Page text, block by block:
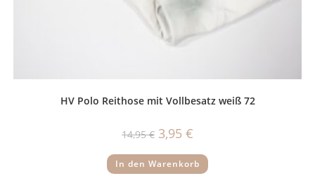
HV Polo Reithose mit Vollbesatz weiß 72
14,95€ Ursprünglicher
Preis
14,95 €
3,95 €
3,95 €.
In den Warenkorb